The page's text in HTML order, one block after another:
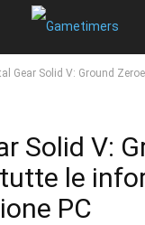
Gear Solid V: Ground
Solid V:
le
PC